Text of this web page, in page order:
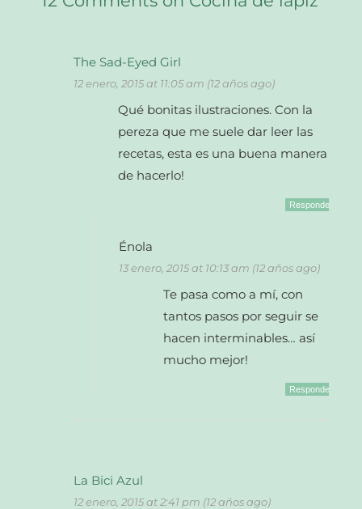
The Sad-Eyed Girl
12 enero, 2015 at 11:05 am (12 años ago)
Qué bonitas ilustraciones. Con la
pereza que me suele dar leer las
recetas, esta es una buena manera
de hacerlo!
Responder
Énola
13 enero, 2015 at 10:13 am (12 años ago)
Te pasa como a mí, con
tantos pasos por seguir se
hacen interminables… así
mucho mejor!
Responder
La Bici Azul
12 enero, 2015 at 2:41 pm (12 años ago)